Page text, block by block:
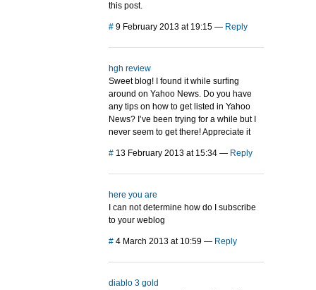
this post.
# 9 February 2013 at 19:15 — Reply
hgh review
Sweet blog! I found it while surfing
around on Yahoo News. Do you have
any tips on how to get listed in Yahoo
News? I’ve been trying for a while but I
never seem to get there! Appreciate it
# 13 February 2013 at 15:34 — Reply
here you are
I can not determine how do I subscribe
to your weblog
# 4 March 2013 at 10:59 — Reply
diablo 3 gold